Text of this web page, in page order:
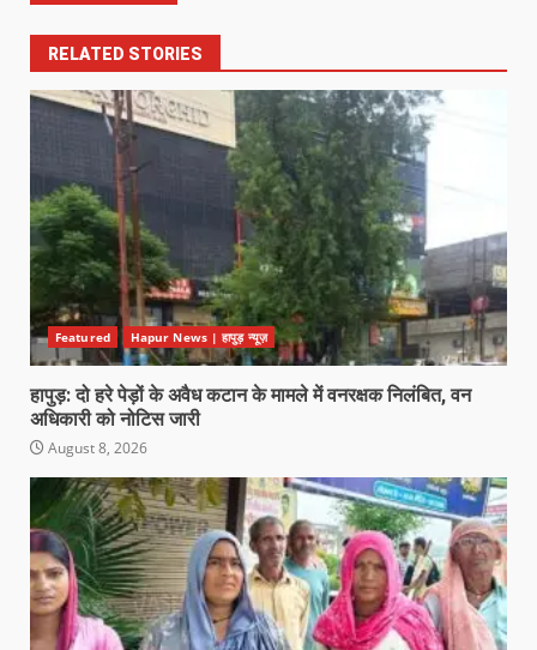
RELATED STORIES
Featured Hapur News | हापुड़ न्यूज़
हापुड़: दो हरे पेड़ों के अवैध कटान के मामले में वनरक्षक निलंबित, वन
अधिकारी को नोटिस जारी
August 8, 2026